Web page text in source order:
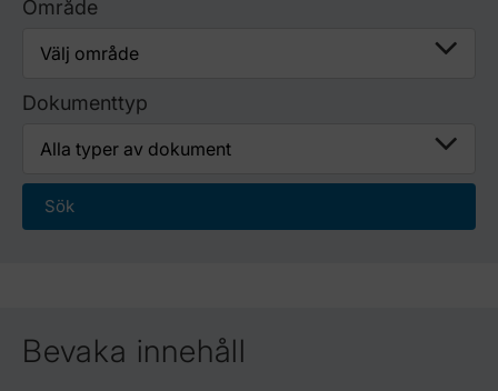
Område
Dokumenttyp
Bevaka innehåll